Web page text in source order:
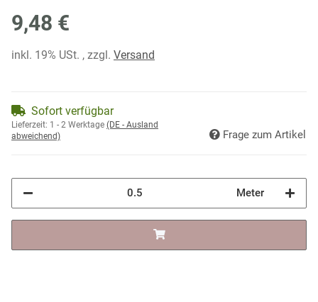
9,48 €
inkl. 19% USt. , zzgl. Versand
Sofort verfügbar
Lieferzeit: 1 - 2 Werktage (DE - Ausland
abweichend)
Frage zum Artikel
Meter